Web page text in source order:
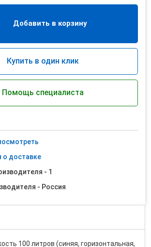
Добавить в корзину
Купить в один клик
Помощь специалиста
о доставке
- 1
- Россия
100 литров (синяя, горизонтальная,